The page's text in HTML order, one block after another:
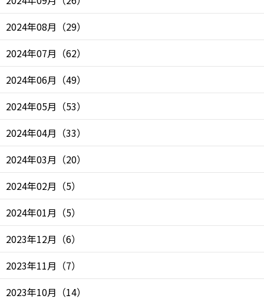
2024年08月 （29）
2024年07月 （62）
2024年06月 （49）
2024年05月 （53）
2024年04月 （33）
2024年03月 （20）
2024年02月 （5）
2024年01月 （5）
2023年12月 （6）
2023年11月 （7）
2023年10月 （14）